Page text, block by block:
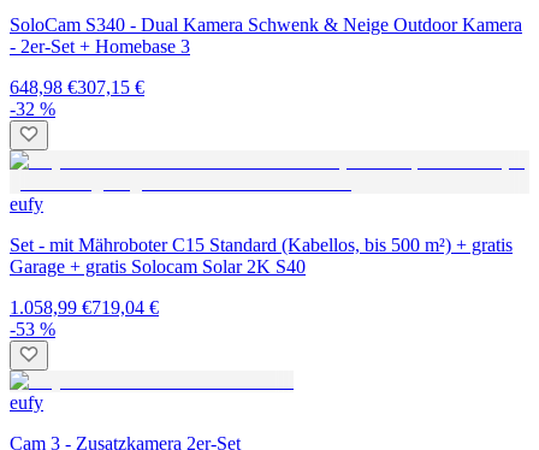
SoloCam S340 - Dual Kamera Schwenk & Neige Outdoor Kamera
- 2er-Set + Homebase 3
648,98 €307,15 €
-32 %
eufy
Set - mit Mähroboter C15 Standard (Kabellos, bis 500 m²) + gratis
Garage + gratis Solocam Solar 2K S40
1.058,99 €719,04 €
-53 %
eufy
Cam 3 - Zusatzkamera 2er-Set